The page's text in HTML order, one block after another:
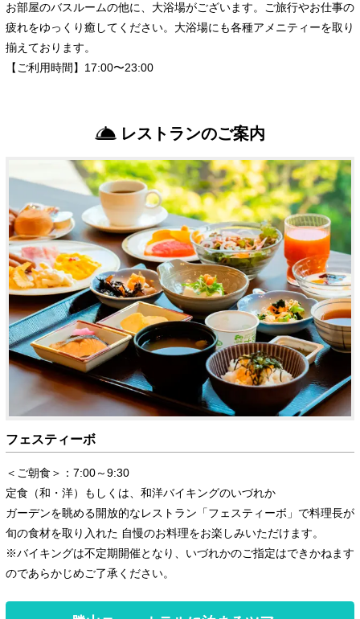
お部屋のバスルームの他に、大浴場がございます。ご旅行やお仕事の
疲れをゆっくり癒してください。大浴場にも各種アメニティーを取り
揃えております。
【ご利用時間】17:00〜23:00
レストランのご案内
フェスティーボ
＜ご朝食＞：7:00～9:30
定食（和・洋）もしくは、和洋バイキングのいづれか
ガーデンを眺める開放的なレストラン「フェスティーボ」で料理長が
旬の食材を取り入れた 自慢のお料理をお楽しみいただけます。
※バイキングは不定期開催となり、いづれかのご指定はできかねます
のであらかじめご了承ください。